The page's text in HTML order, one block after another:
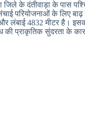
जिले के दंतीवाड़ा के पास
परियोजनाओं के लिए
लंबाई 4832 मीटर है।
की प्राकृतिक सुंदरता के